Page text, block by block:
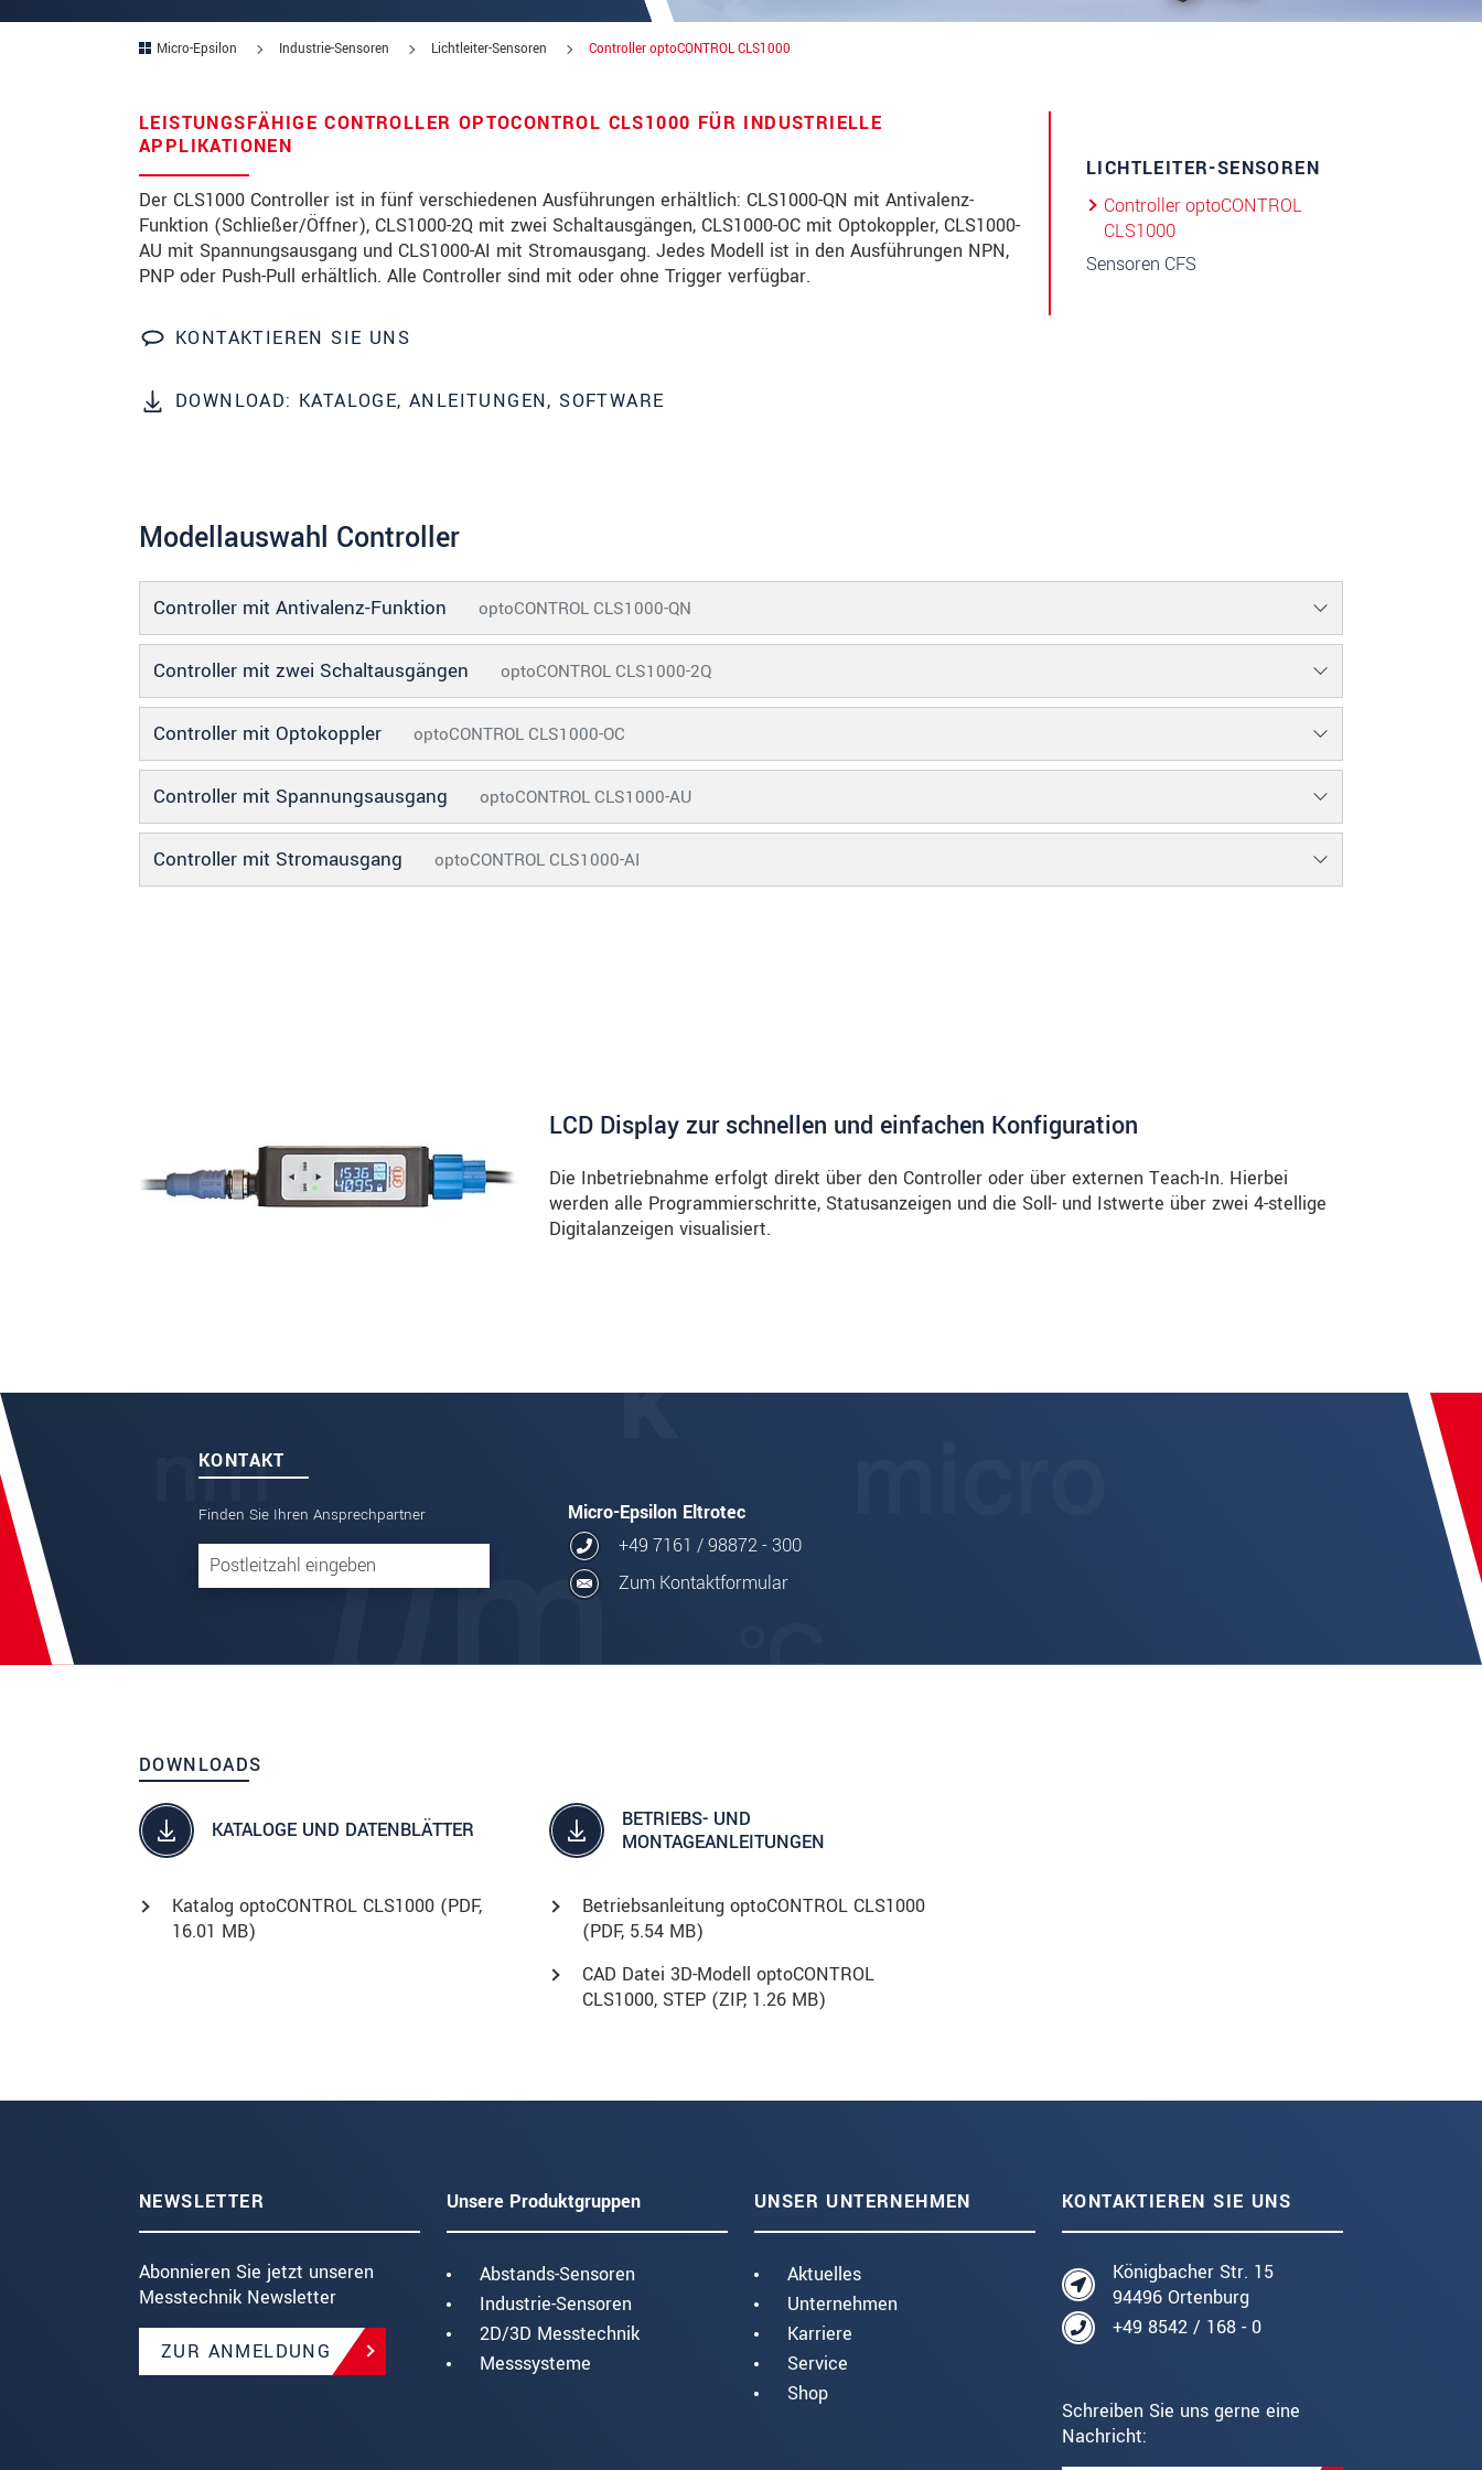
Micro-Epsilon Industrie-Sensoren Lichtleiter-Sensoren Controller optoCONTROL CLS1000
LEISTUNGSFÄHIGE CONTROLLER OPTOCONTROL CLS1000 FÜR INDUSTRIELLE
APPLIKATIONEN
Der CLS1000 Controller ist in fünf verschiedenen Ausführungen erhältlich: CLS1000-QN mit Antivalenz-
Funktion (Schließer/Öffner), CLS1000-2Q mit zwei Schaltausgängen, CLS1000-OC mit Optokoppler, CLS1000-
AU mit Spannungsausgang und CLS1000-AI mit Stromausgang. Jedes Modell ist in den Ausführungen NPN,
PNP oder Push-Pull erhältlich. Alle Controller sind mit oder ohne Trigger verfügbar.
KONTAKTIEREN SIE UNS
DOWNLOAD: KATALOGE, ANLEITUNGEN, SOFTWARE
LICHTLEITER-SENSOREN
Controller optoCONTROL
CLS1000
Sensoren CFS
Modellauswahl Controller
Controller mit Antivalenz-Funktion optoCONTROL CLS1000-QN
Controller mit zwei Schaltausgängen optoCONTROL CLS1000-2Q
Controller mit Optokoppler optoCONTROL CLS1000-OC
Controller mit Spannungsausgang optoCONTROL CLS1000-AU
Controller mit Stromausgang optoCONTROL CLS1000-AI
LCD Display zur schnellen und einfachen Konfiguration
Die Inbetriebnahme erfolgt direkt über den Controller oder über externen Teach-In. Hierbei
werden alle Programmierschritte, Statusanzeigen und die Soll- und Istwerte über zwei 4-stellige
Digitalanzeigen visualisiert.
KONTAKT
Micro-Epsilon Eltrotec
+49 7161 / 98872 - 300
Zum Kontaktformular
Finden Sie Ihren Ansprechpartner
PLZ
Land *
Telefon
Email*
Nachricht *
Bitte halten Sie mich per Mail über Produktinnovationen auf dem Laufenden
SENDEN
DOWNLOADS
KATALOGE UND DATENBLÄTTER
Katalog optoCONTROL CLS1000 (PDF,
16.01 MB)
BETRIEBS- UND
MONTAGEANLEITUNGEN
Betriebsanleitung optoCONTROL CLS1000
(PDF, 5.54 MB)
CAD Datei 3D-Modell optoCONTROL
CLS1000, STEP (ZIP, 1.26 MB)
NEWSLETTER
Abonnieren Sie jetzt unseren
Messtechnik Newsletter
ZUR ANMELDUNG
Unsere Produktgruppen
Abstands-Sensoren
Industrie-Sensoren
2D/3D Messtechnik
Messsysteme
UNSER UNTERNEHMEN
Aktuelles
Unternehmen
Karriere
Service
Shop
KONTAKTIEREN SIE UNS
Königbacher Str. 15
94496 Ortenburg
+49 8542 / 168 - 0
Schreiben Sie uns gerne eine
Nachricht: